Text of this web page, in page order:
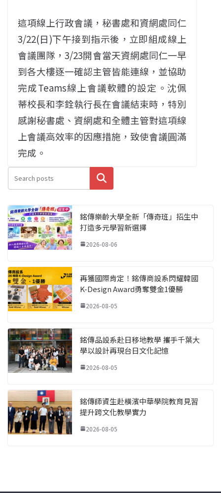
這項線上行政會議，秘書處和資網處同仁
3/22(日)下午接到指示後，立即組成線上
會議團隊，3/23開會當天資網處同仁一早
到各大樓逐一確認主管皆能連線，並協助
完成Teams線上會議軟體的設定。沈佩
蒂校長和李銓執行長在會議結束時，特別
感謝秘書處、資網處和全體主管對這項線
上會議高效率的因應措施，致使會議圓滿
完成。
搜尋
銘傳樂齡大學全新「傳奇班」招生中
打造多元學習新選擇
2026-08-06
再獲國際肯定！銘傳商設系閃耀韓國
K-Design Award勇奪雙金1優勝
2026-08-05
銘傳品設系赴日移地教學 攜手千葉大
學以設計再現台日文化記憶
2026-08-05
銘傳師資生赴橫濱中華學院教育見習
提升跨文化教學實力
2026-08-05